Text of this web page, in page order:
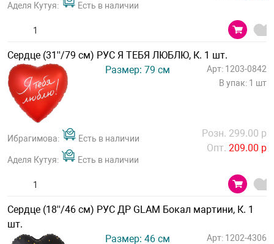
Аделя Кутуя: Есть в наличии
Сердце (31''/79 см) РУС Я ТЕБЯ ЛЮБЛЮ, К. 1 шт.
Размер: 79 см
Арт: 1203-0842
В упак: 1 шт
Ибрагимова: Есть в наличии
Аделя Кутуя: Есть в наличии
Розн. 299.00 р
Опт. 209.00 р
Сердце (18''/46 см) РУС ДР GLAM Бокал мартини, К. 1
шт.
Размер: 46 см
Арт: 1202-4306